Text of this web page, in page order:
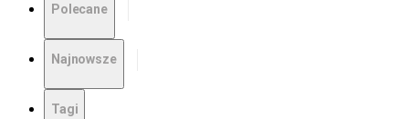
Polecane
Najnowsze
Tagi